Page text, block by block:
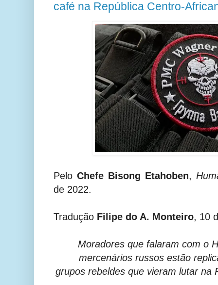
café na República Centro-
Pelo Chefe Bisong Etahoben,
de 2022.
Tradução Filipe do A. Monteiro, 10
Moradores que falaram com o
mercenários russos estão
grupos rebeldes que vieram lutar na